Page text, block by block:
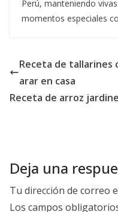
Perú, manteniendo
momentos especiales
Receta de tallarines
arar en casa
Receta de arroz
Deja una
Tu dirección de correo
Los campos